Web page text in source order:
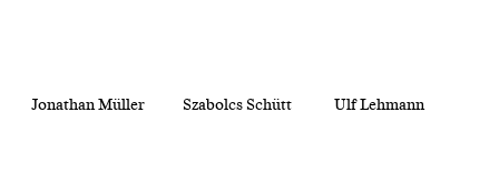
Jonathan Müller Szabolcs Schütt Ulf Lehmann